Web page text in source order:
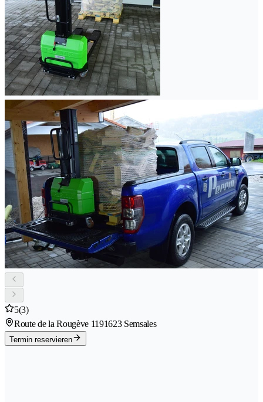
5(3)
Route de la Rougève 1191623 Semsales
Termin reservieren